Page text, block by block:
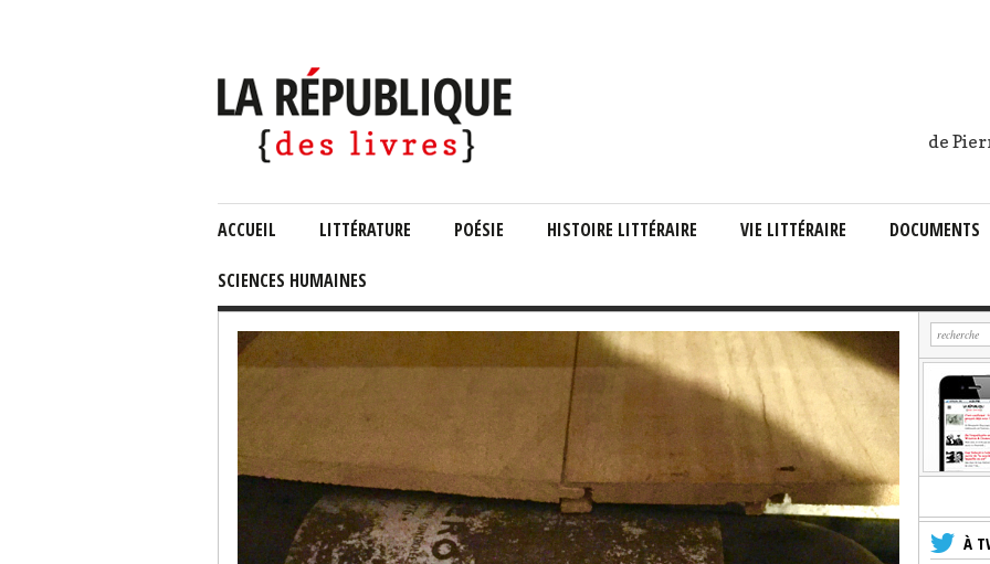
de
ACCUEIL LITTÉRATURE POÉSIE HISTOIRE LITTÉRAIRE VIE LITTÉRAIRE DOCUMENTS
SCIENCES HUMAINES
À